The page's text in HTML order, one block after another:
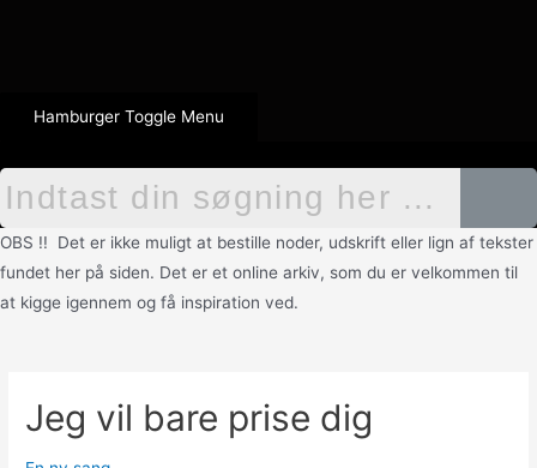
Hamburger Toggle Menu
OBS !! Det er ikke muligt at bestille noder, udskrift eller lign af tekster
fundet her på siden. Det er et online arkiv, som du er velkommen til
at kigge igennem og få inspiration ved.
Jeg vil bare prise dig